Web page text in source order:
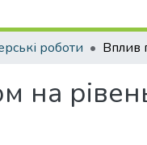
роботи
на